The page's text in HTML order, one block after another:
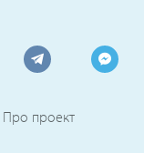
Про проект